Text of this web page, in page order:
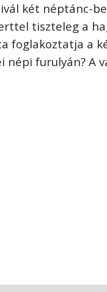
két néptánc-
tiszteleg a
foglakoztatja a
népi furulyán? A